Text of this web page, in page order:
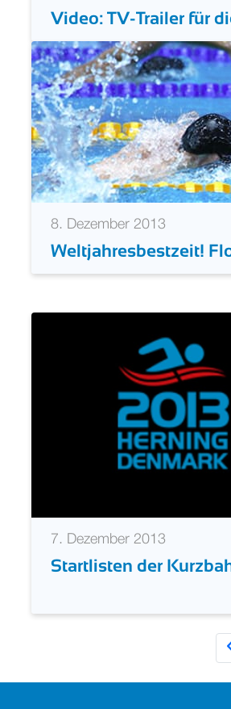
Video: TV-Trailer für
8. Dezember 2013
Weltjahresbestzeit!
7. Dezember 2013
Startlisten der